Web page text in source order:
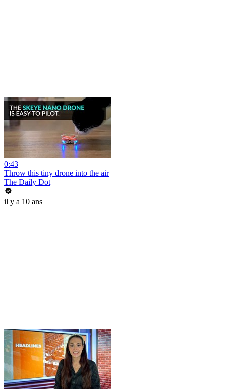
0:43
Throw this tiny drone into the air
The Daily Dot
il y a 10 ans